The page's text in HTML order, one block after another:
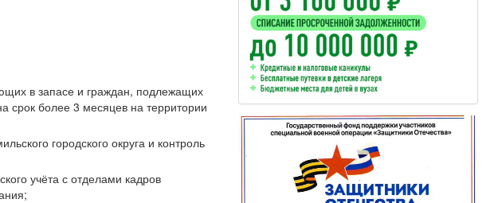
в запасе и граждан, подлежащих
более 3 месяцев на территории
городского округа и контроль
учёта с отделами кадров